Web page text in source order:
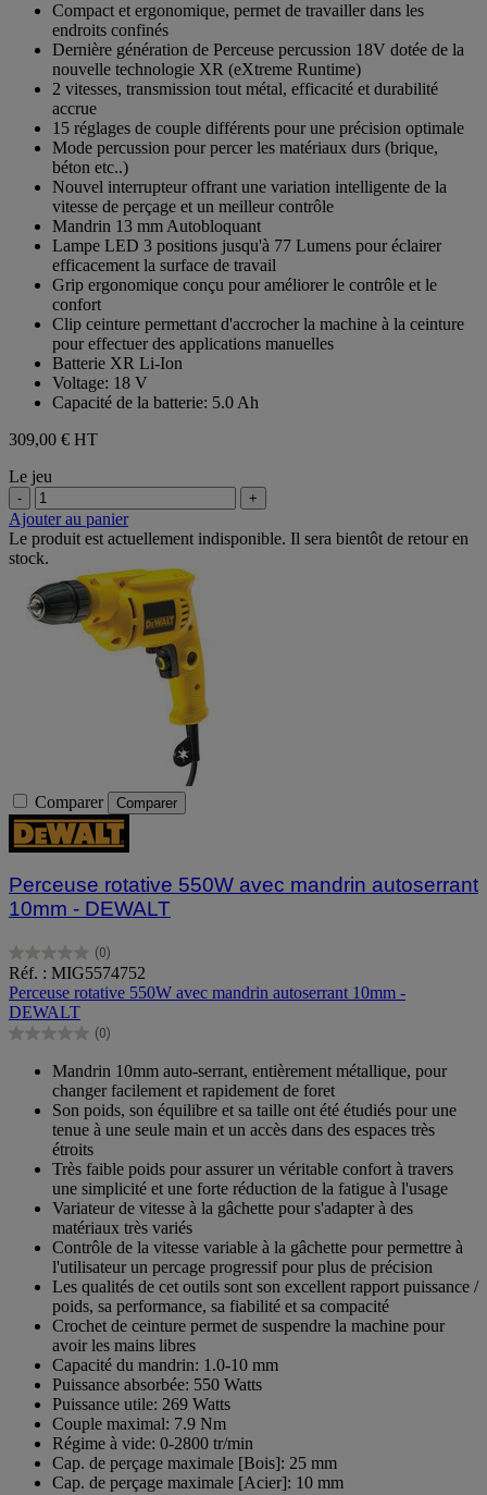
étoiles.
Compact et ergonomique, permet de travailler dans les
endroits confinés
Dernière génération de Perceuse percussion 18V dotée de la
nouvelle technologie XR (eXtreme Runtime)
2 vitesses, transmission tout métal, efficacité et durabilité
accrue
15 réglages de couple différents pour une précision optimale
Mode percussion pour percer les matériaux durs (brique,
béton etc..)
Nouvel interrupteur offrant une variation intelligente de la
vitesse de perçage et un meilleur contrôle
Mandrin 13 mm Autobloquant
Lampe LED 3 positions jusqu'à 77 Lumens pour éclairer
efficacement la surface de travail
Grip ergonomique conçu pour améliorer le contrôle et le
confort
Clip ceinture permettant d'accrocher la machine à la ceinture
pour effectuer des applications manuelles
Batterie XR Li-Ion
Voltage: 18 V
Capacité de la batterie: 5.0 Ah
309,00 € HT
Le jeu
- +
Ajouter au panier
Le produit est actuellement indisponible. Il sera bientôt de retour en
stock.
Comparer Comparer
Perceuse rotative 550W avec mandrin autoserrant
10mm - DEWALT
(0)
0.0
sur
5
étoiles.
Réf. : MIG5574752
Perceuse rotative 550W avec mandrin autoserrant 10mm -
DEWALT
(0)
0.0
étoiles.
Mandrin 10mm auto-serrant, entièrement métallique, pour
changer facilement et rapidement de foret
Son poids, son équilibre et sa taille ont été étudiés pour une
tenue à une seule main et un accès dans des espaces très
étroits
Très faible poids pour assurer un véritable confort à travers
une simplicité et une forte réduction de la fatigue à l'usage
Variateur de vitesse à la gâchette pour s'adapter à des
matériaux très variés
Contrôle de la vitesse variable à la gâchette pour permettre à
l'utilisateur un percage progressif pour plus de précision
Les qualités de cet outils sont son excellent rapport puissance /
poids, sa performance, sa fiabilité et sa compacité
Crochet de ceinture permet de suspendre la machine pour
avoir les mains libres
Capacité du mandrin: 1.0-10 mm
Puissance absorbée: 550 Watts
Puissance utile: 269 Watts
Couple maximal: 7.9 Nm
Régime à vide: 0-2800 tr/min
Cap. de perçage maximale [Bois]: 25 mm
Cap. de perçage maximale [Acier]: 10 mm